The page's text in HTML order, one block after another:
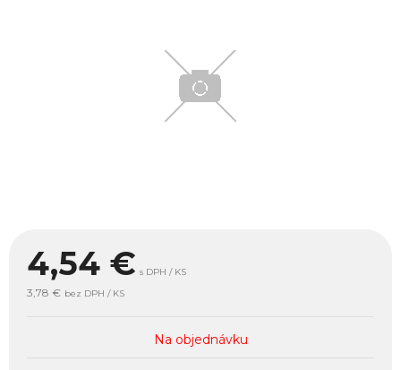
4,54 € s DPH / KS
3,78 € bez DPH / KS
Na objednávku